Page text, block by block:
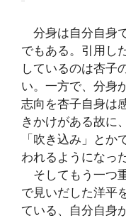
分身は自分自身
でもある。引用し
しているのは杏子
い。一方で、分身
志向を杏子自身は
きかけがある故に
「吹き込み」と
われるようになっ
そしてもう一つ
で見いだした洋平
ている、自分自身